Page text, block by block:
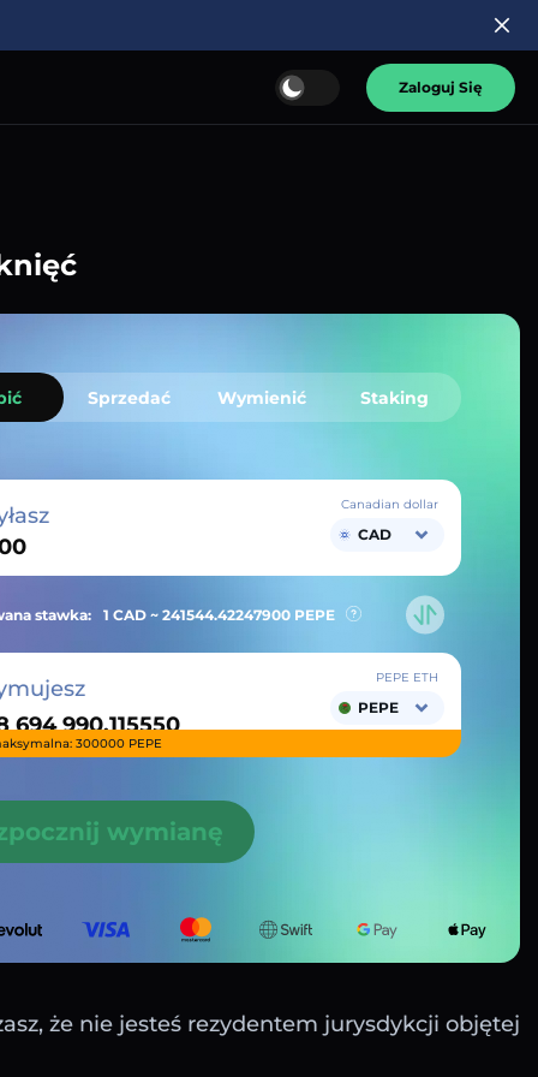
Zaloguj Się
Sprzedać Wymienić Staking
Canadian dollar
CAD
stawka: 1 CAD ~ 241544.42247900 PEPE
PEPE ETH
PEPE
300000 PEPE
wymianę
że nie jesteś rezydentem jurysdykcji objętej